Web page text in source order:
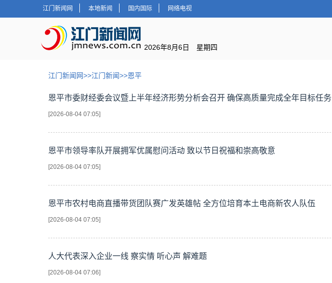
江门新闻网 本地新闻 国内国际 网络电视
2026年8月6日 星期四
江门新闻网>>江门新闻>>恩平
恩平市委财经委会议暨上半年经济形势分析会召开 确保高质量完成全年目标任务
[2026-08-04 07:05]
恩平市领导率队开展拥军优属慰问活动 致以节日祝福和崇高敬意
[2026-08-04 07:05]
恩平市农村电商直播带货团队赛广发英雄帖 全方位培育本土电商新农人队伍
[2026-08-04 07:05]
人大代表深入企业一线 察实情 听心声 解难题
[2026-08-04 07:06]